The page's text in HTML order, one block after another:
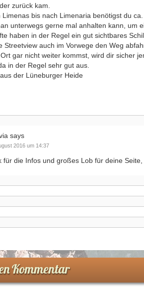
zurück kam.
Limenas bis nach Limenaria benötigst du
unterwegs gerne mal anhalten kann, um
haben in der Regel ein gut sichtbares
Streetview auch im Vorwege den Weg
gar nicht weiter kommst, wird dir sicher
in der Regel sehr gut aus.
der Lüneburger Heide
says
2016 um 14:37
für die Infos und großes Lob für deine
Kommentar